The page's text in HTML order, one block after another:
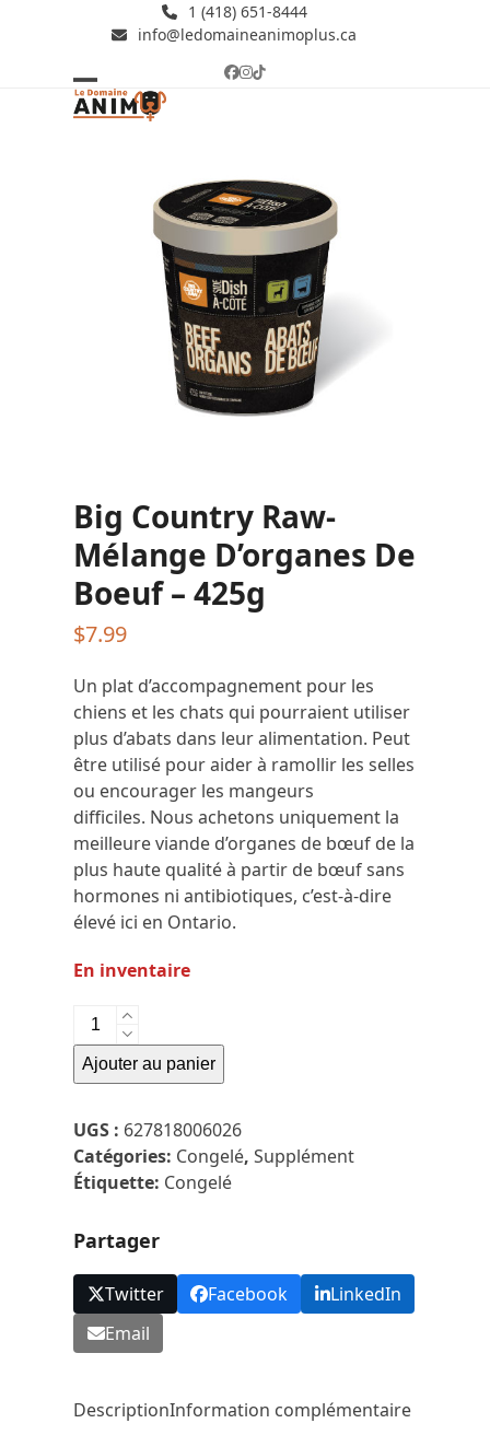
1 (418) 651-8444
info@ledomaineanimoplus.ca
Facebook
Instagram
Tiktok
Open
Close
Big Country Raw-
Mélange D’organes De
Boeuf – 425g
$7.99
Un plat d’accompagnement pour les
chiens et les chats qui pourraient utiliser
plus d’abats dans leur alimentation. Peut
être utilisé pour aider à ramollir les selles
ou encourager les mangeurs
difficiles. Nous achetons uniquement la
meilleure viande d’organes de bœuf de la
plus haute qualité à partir de bœuf sans
hormones ni antibiotiques, c’est-à-dire
élevé ici en Ontario.
En inventaire
quantité
de
Big
Raw-
Mélange
D'organes
-
425g
Ajouter au panier
UGS : 627818006026
Catégories: Congelé,Supplément
Étiquette: Congelé
Partager
Twitter Facebook
LinkedIn
Email
DescriptionInformation complémentaire